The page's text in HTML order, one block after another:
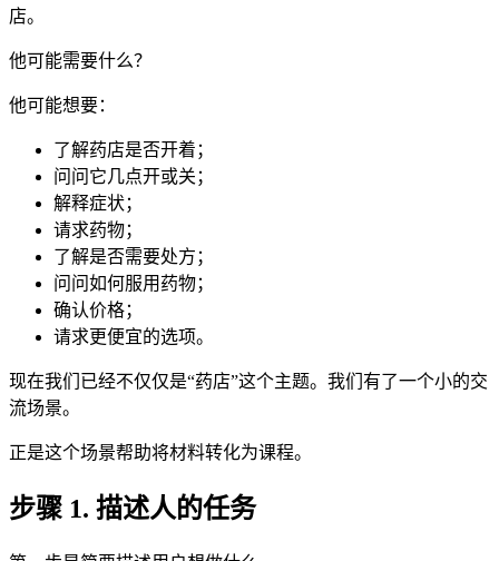
店。
他可能需要什么？
他可能想要：
了解药店是否开着；
问问它几点开或关；
解释症状；
请求药物；
了解是否需要处方；
问问如何服用药物；
确认价格；
请求更便宜的选项。
现在我们已经不仅仅是“药店”这个主题。我们有了一个小的交
流场景。
正是这个场景帮助将材料转化为课程。
步骤 1. 描述人的任务